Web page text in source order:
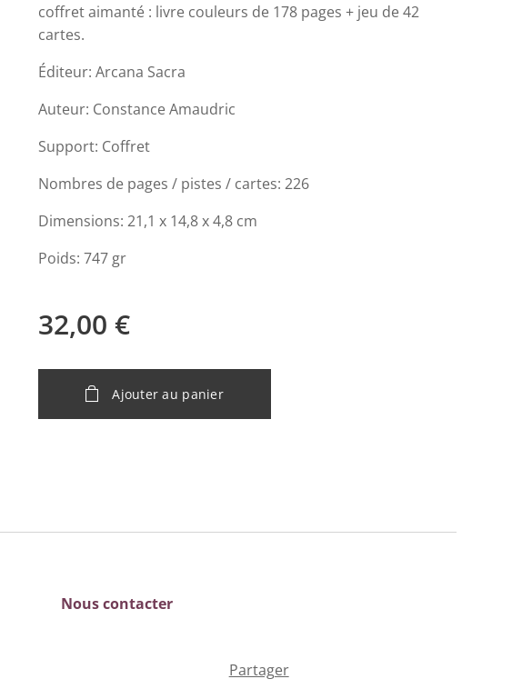
coffret aimanté : livre couleurs de 178 pages + jeu de 42
cartes.
Éditeur: Arcana Sacra
Auteur: Constance Amaudric
Support: Coffret
Nombres de pages / pistes / cartes: 226
Dimensions: 21,1 x 14,8 x 4,8 cm
Poids: 747 gr
32,00 €
Ajouter au panier
Nous contacter
Partager